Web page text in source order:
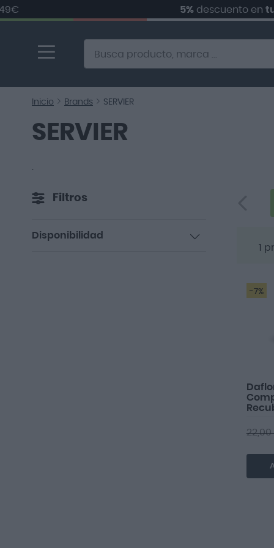
descuento entu
contenido
Alternative to Doofinder Ecommerce Search
Inicio Brands SERVIER
SERVIER
.
1
-7%
Filtros
Disponibilidad